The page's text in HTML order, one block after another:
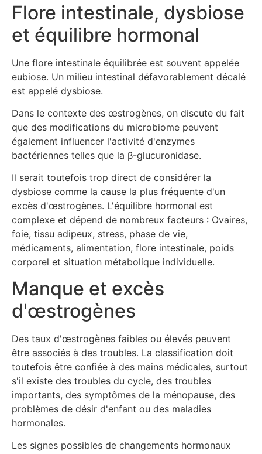
Flore intestinale, dysbiose
et équilibre hormonal
Une flore intestinale équilibrée est souvent appelée
eubiose. Un milieu intestinal défavorablement décalé
est appelé dysbiose.
Dans le contexte des œstrogènes, on discute du fait
que des modifications du microbiome peuvent
également influencer l'activité d'enzymes
bactériennes telles que la β-glucuronidase.
Il serait toutefois trop direct de considérer la
dysbiose comme la cause la plus fréquente d'un
excès d'œstrogènes. L'équilibre hormonal est
complexe et dépend de nombreux facteurs : Ovaires,
foie, tissu adipeux, stress, phase de vie,
médicaments, alimentation, flore intestinale, poids
corporel et situation métabolique individuelle.
Manque et excès
d'œstrogènes
Des taux d'œstrogènes faibles ou élevés peuvent
être associés à des troubles. La classification doit
toutefois être confiée à des mains médicales, surtout
s'il existe des troubles du cycle, des troubles
importants, des symptômes de la ménopause, des
problèmes de désir d'enfant ou des maladies
hormonales.
Les signes possibles de changements hormonaux